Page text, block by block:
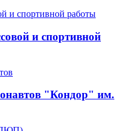
и спортивной
"Кондор" им.